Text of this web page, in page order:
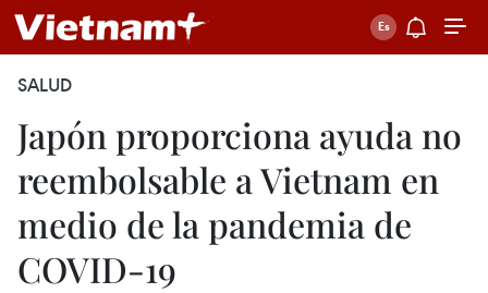
SALUD
Japón proporciona ayuda no
reembolsable a Vietnam en
medio de la pandemia de
COVID-19